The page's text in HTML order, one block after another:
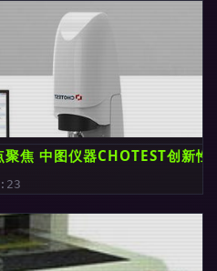
焦 中图仪器CHOTEST创新性